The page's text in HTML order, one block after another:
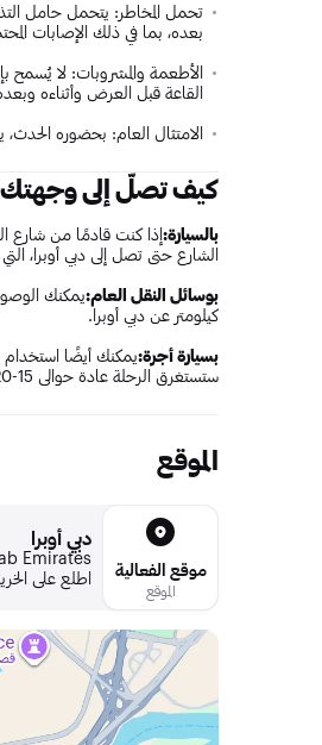
تحمل المخاطر: يتحمل حامل
بعده، بما في ذلك الإصابات
الأطعمة والمشروبات: لا يُسمح
القاعة قبل العرض وأثناءه
الامتثال العام: بحضوره
كيف تصلّ إلى
بالسيارة:
الشارع حتى تصل إلى دبي أوبرا،
بوسائل النقل العام:
كيلومتر عن دبي أوبرا.
بسيارة أجرة:يمكنك أيضًا استخدام
ستستغرق الرحلة عادة حوالي 15-20 دقيقة، حسب حالة حركة المرور.
الموقع
موقع الفعالية
الموقع
دبي أوبرا
Emirates
اطلع على